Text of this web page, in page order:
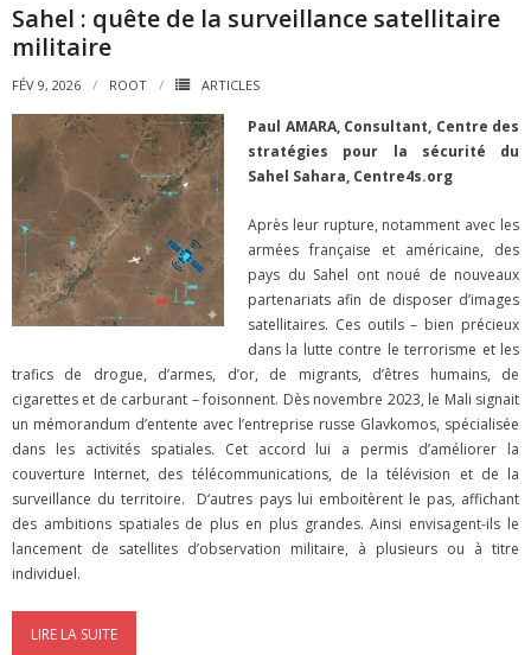
Agenda
Sahel : quête de la surveillance satellitaire
militaire
FÉV 9, 2026 ROOT ARTICLES
Paul AMARA, Consultant, Centre des
stratégies pour la sécurité du
Sahel Sahara, Centre4s.org
Après leur rupture, notamment avec les
armées française et américaine, des
pays du Sahel ont noué de nouveaux
partenariats afin de disposer d’images
satellitaires. Ces outils – bien précieux
dans la lutte contre le terrorisme et les
trafics de drogue, d’armes, d’or, de migrants, d’êtres humains, de
cigarettes et de carburant – foisonnent. Dès novembre 2023, le Mali signait
un mémorandum d’entente avec l’entreprise russe Glavkomos, spécialisée
dans les activités spatiales. Cet accord lui a permis d’améliorer la
couverture Internet, des télécommunications, de la télévision et de la
surveillance du territoire. D‘autres pays lui emboitèrent le pas, affichant
des ambitions spatiales de plus en plus grandes. Ainsi envisagent-ils le
lancement de satellites d’observation militaire, à plusieurs ou à titre
individuel.
LIRE LA SUITE